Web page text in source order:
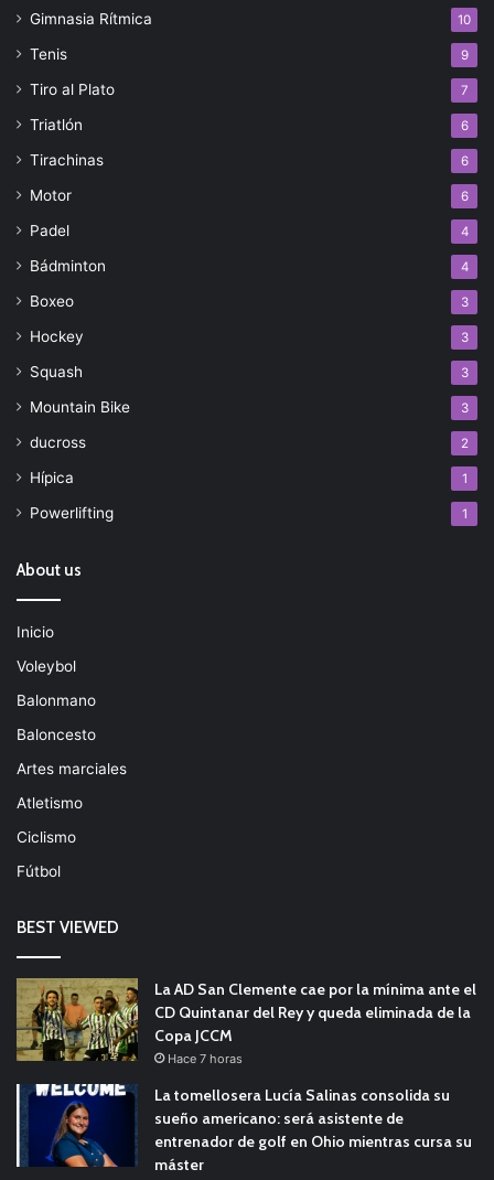
Gimnasia Rítmica 10
Tenis 9
Tiro al Plato 7
Triatlón 6
Tirachinas 6
Motor 6
Padel 4
Bádminton 4
Boxeo 3
Hockey 3
Squash 3
Mountain Bike 3
ducross 2
Hípica 1
Powerlifting 1
About us
Inicio
Voleybol
Balonmano
Baloncesto
Artes marciales
Atletismo
Ciclismo
Fútbol
BEST VIEWED
La AD San Clemente cae por la mínima ante el
CD Quintanar del Rey y queda eliminada de la
Copa JCCM
Hace 7 horas
La tomellosera Lucía Salinas consolida su
sueño americano: será asistente de
entrenador de golf en Ohio mientras cursa su
máster